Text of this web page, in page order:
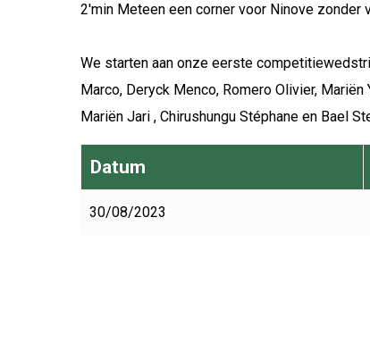
2'min Meteen een corner voor Ninove zonder
We starten aan onze eerste
Marco, Deryck Menco, Romero Olivier,
Mariën Jari , Chirushungu Stéphane en Bael
Datum
30/08/2023